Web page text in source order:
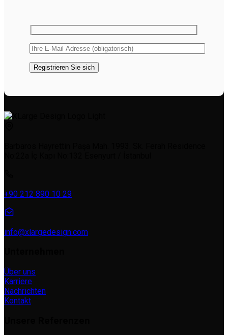
+90 212 890 10 29
info@xlargedesign.com
Über uns
Karriere
Nachrichten
Kontakt